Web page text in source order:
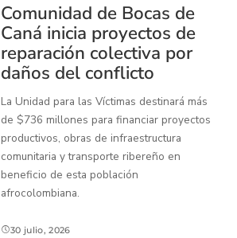
Comunidad de Bocas de
Caná inicia proyectos de
reparación colectiva por
daños del conflicto
La Unidad para las Víctimas destinará más
de $736 millones para financiar proyectos
productivos, obras de infraestructura
comunitaria y transporte ribereño en
beneficio de esta población
afrocolombiana.
30 julio, 2026